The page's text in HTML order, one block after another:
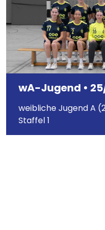
wA-Jugend •
weibliche Jugend A
Staffel 1